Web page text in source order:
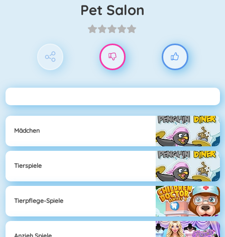
Pet Salon
Mädchen
Tierspiele
Tierpflege-Spiele